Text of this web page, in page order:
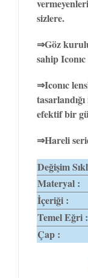
sizlere.
⇒Göz
sahip
⇒Iconıc
efektif bir
⇒Hareli
Değişim
Materyal :
İçeriği :
Temel Eğri :
Çap :